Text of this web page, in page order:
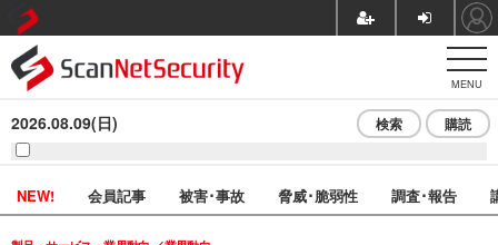
MENU
2026.08.09(日) 検索 購読
NEW! 会員記事 被害･事故 脅威･脆弱性 調査･報告